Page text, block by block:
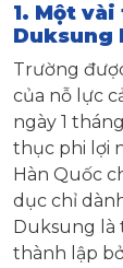
1. Một
Duksung
Trường
của nỗ lực
ngày 1
thục phi lợi
Hàn Quốc
dục chỉ
Duksung là
thành lập